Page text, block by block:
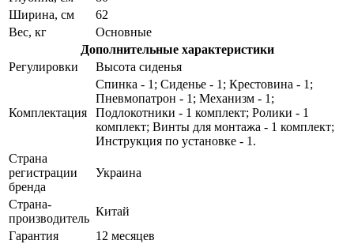
Ширина, см
62
Вес, кг
Основные
Дополнительные характеристики
Регулировки
Высота сиденья
Комплектация
Спинка - 1; Сиденье - 1; Крестовина - 1;
Пневмопатрон - 1; Механизм - 1;
Подлокотники - 1 комплект; Ролики - 1
комплект; Винты для монтажа - 1 комплект;
Инструкция по установке - 1.
Страна
регистрации
бренда
Украина
Страна-
производитель
Китай
Гарантия
12 месяцев